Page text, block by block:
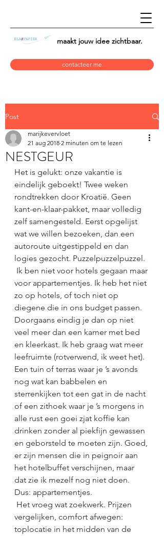
maakt jouw idee zichtbaar.
contacteer me
Post
NESTGEUR
marijkevervloet
21 aug 2018 2 minuten om te lezen
Het is gelukt: onze vakantie is
eindelijk geboekt! Twee weken
rondtrekken door Kroatië. Geen
kant-en-klaar-pakket, maar volledig
zelf samengesteld. Eerst opgelijst
wat we willen bezoeken, dan een
autoroute uitgestippeld en dan
logies gezocht. Puzzelpuzzelpuzzel.
Ik ben niet voor hotels gegaan maar
voor appartementjes. Ik heb het niet
zo op hotels, of toch niet op
diegene die in ons budget passen.
Doorgaans eindig je dan op niet
veel meer dan een kamer met bed
en kleerkast. Ik heb graag wat meer
leefruimte (rotverwend, ik weet het).
Een tuin of terras waar je ’s avonds
nog wat kan babbelen en
sterrenkijken tot een gat in de nacht
of een zithoek waar je ’s morgens in
alle rust een goei zjat koffie kan
drinken zonder al piekfijn gewassen
en geborsteld te moeten zijn. Goed,
er zijn mensen die in peignoir aan
het hotelbuffet verschijnen, maar
dat zie ik mezelf nog niet doen.
Dus: appartementjes.
vergelijken, comfort afwegen:
toplocatie in het midden van de